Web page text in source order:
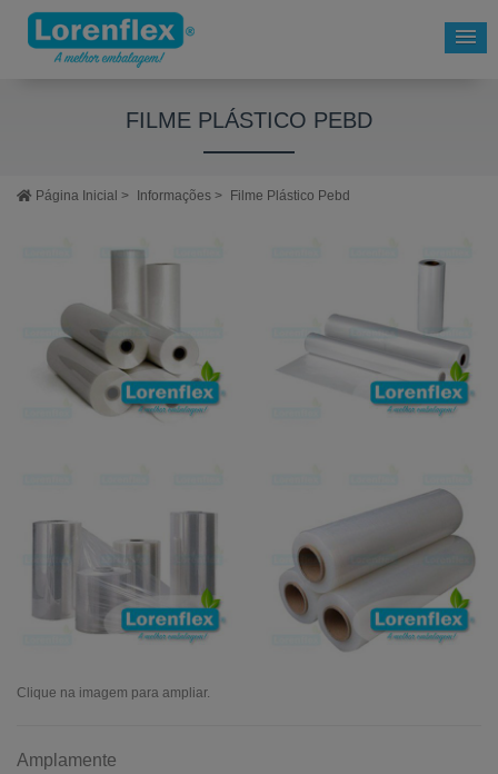
FILME PLÁSTICO PEBD
Página Inicial > Informações > Filme Plástico Pebd
Clique na imagem para ampliar.
Amplamente